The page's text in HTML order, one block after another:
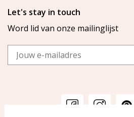
Let's stay in touch
Word lid van onze mailinglijst
Email